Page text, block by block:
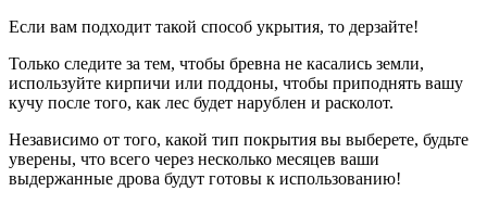
Если вам подходит такой способ укрытия, то дерзайте!
Только следите за тем, чтобы бревна не касались земли,
используйте кирпичи или поддоны, чтобы приподнять вашу
кучу после того, как лес будет нарублен и расколот.
Независимо от того, какой тип покрытия вы выберете, будьте
уверены, что всего через несколько месяцев ваши
выдержанные дрова будут готовы к использованию!